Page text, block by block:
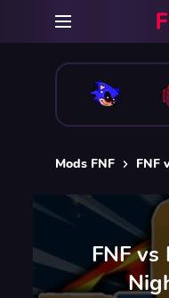
Mods FNF FNF
FNF vs